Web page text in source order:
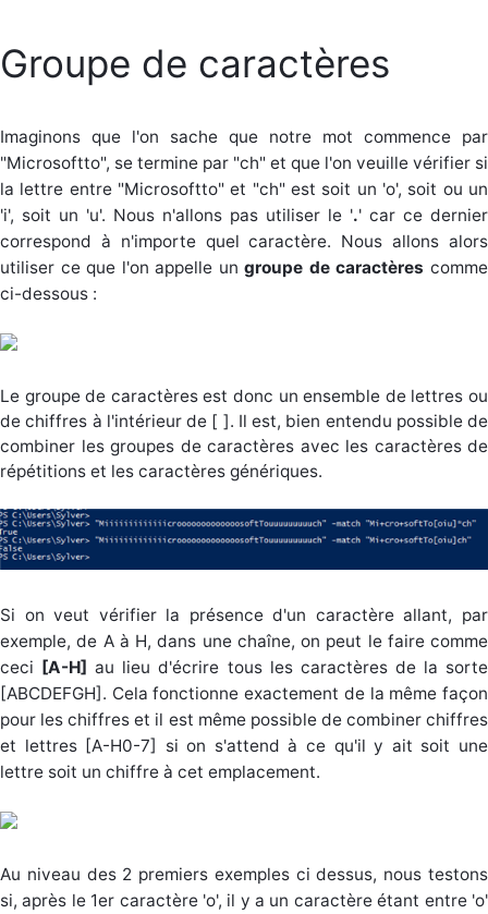
Groupe de caractères
Imaginons que l'on sache que notre mot commence par
"Microsoftto", se termine par "ch" et que l'on veuille vérifier si
la lettre entre "Microsoftto" et "ch" est soit un 'o', soit ou un
'i', soit un 'u'. Nous n'allons pas utiliser le '.' car ce dernier
correspond à n'importe quel caractère. Nous allons alors
utiliser ce que l'on appelle ungroupe de caractères comme
ci-dessous :
Le groupe de caractères est donc un ensemble de lettres ou
de chiffres à l'intérieur de [ ]. Il est, bien entendu possible de
combiner les groupes de caractères avec les caractères de
répétitions et les caractères génériques.
Si on veut vérifier la présence d'un caractère allant, par
exemple, de A à H, dans une chaîne, on peut le faire comme
ceci [A-H] au lieu d'écrire tous les caractères de la sorte
[ABCDEFGH]. Cela fonctionne exactement de la même façon
pour les chiffres et il est même possible de combiner chiffres
et lettres [A-H0-7] si on s'attend à ce qu'il y ait soit une
lettre soit un chiffre à cet emplacement.
Au niveau des 2 premiers exemples ci dessus, nous testons
si, après le 1er caractère 'o', il y a un caractère étant entre 'o'